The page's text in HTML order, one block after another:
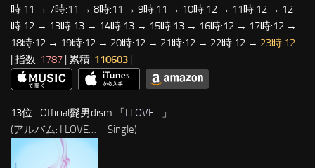
時:11 → 7時:11 → 8時:11 → 9時:11 → 10時:12 → 11時:12 → 12
時:12 → 13時:13 → 14時:13 → 15時:13 → 16時:12 → 17時:12 →
18時:12 → 19時:12 → 20時:12 → 21時:12 → 22時:12 → 23時:12
| 指数: 1787 | 累積: 110603 |
13位…Official髭男dism 「 I LOVE… 」
(アルバム: I LOVE… – Single)